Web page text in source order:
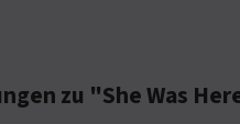
zu "She Was